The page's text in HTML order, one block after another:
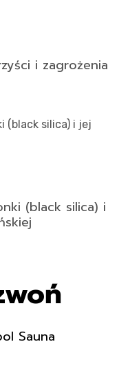
i zagrożenia
(black silica) i
Sauna